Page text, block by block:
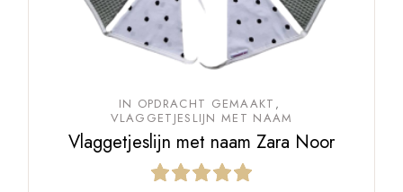
IN OPDRACHT GEMAAKT
VLAGGETJESLIJN MET NAAM
Vlaggetjeslijn met naam Zara Noor